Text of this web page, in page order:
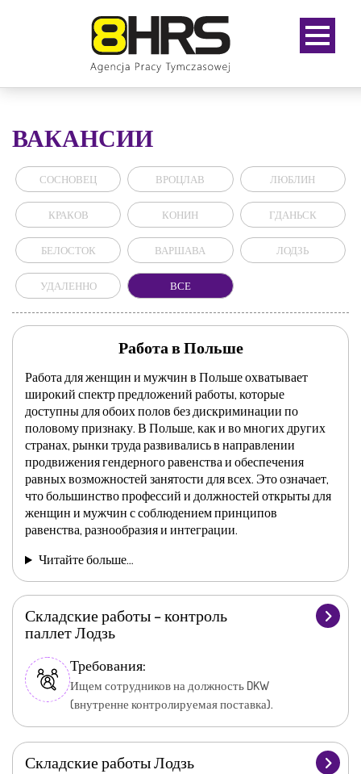
ВАКАНСИИ
СОСНОВЕЦ ВРОЦЛАВ ЛЮБЛИН
КРАКОВ КОНИН ГДАНЬСК
БЕЛОСТОК ВАРШАВА ЛОДЗЬ
УДАЛЕННО ВСЕ
Работа в Польше
Работа для женщин и мужчин в Польше охватывает
широкий спектр предложений работы, которые
доступны для обоих полов без дискриминации по
половому признаку. В Польше, как и во многих других
странах, рынки труда развивались в направлении
продвижения гендерного равенства и обеспечения
равных возможностей занятости для всех. Это означает,
что большинство профессий и должностей открыты для
женщин и мужчин с соблюдением принципов
равенства, разнообразия и интеграции.
Читайте больше…
Складские работы – контроль
паллет Лодзь
Требования:
Ищем сотрудников на должность DKW
(внутренне контролируемая поставка).
Складские работы Лодзь